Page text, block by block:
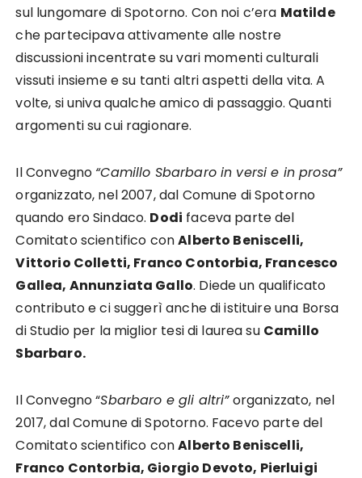
sul lungomare di Spotorno. Con noi c’era Matilde
che partecipava attivamente alle nostre
discussioni incentrate su vari momenti culturali
vissuti insieme e su tanti altri aspetti della vita. A
volte, si univa qualche amico di passaggio. Quanti
argomenti su cui ragionare.
Il Convegno “Camillo Sbarbaro in versi e in prosa”
organizzato, nel 2007, dal Comune di Spotorno
quando ero Sindaco. Dodi faceva parte del
Comitato scientifico conAlberto Beniscelli,
Vittorio Colletti, Franco Contorbia, Francesco
Gallea, Annunziata Gallo. Diede un qualificato
contributo e ci suggerì anche di istituire una Borsa
di Studio per la miglior tesi di laurea su Camillo
Sbarbaro.
Il Convegno “Sbarbaro e gli altri”organizzato, nel
2017, dal Comune di Spotorno. Facevo parte del
Comitato scientifico conAlberto Beniscelli,
Franco Contorbia, Giorgio Devoto, Pierluigi